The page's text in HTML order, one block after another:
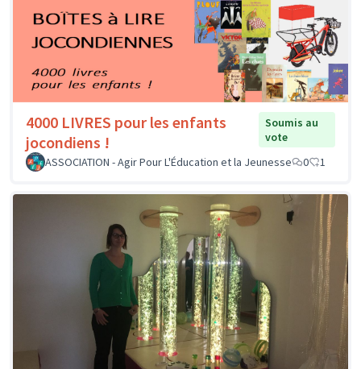
4000 LIVRES pour les enfants
jocondiens !
Soumis au
vote
ASSOCIATION - Agir Pour L'Éducation et la Jeunesse
0 1